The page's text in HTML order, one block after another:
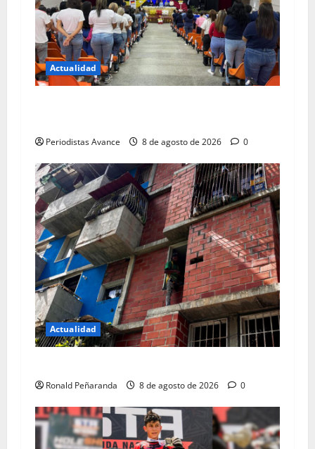
Actualidad
Periodistas Avance 8 de agosto de 2026 0
Actualidad
Ronald Peñaranda 8 de agosto de 2026 0